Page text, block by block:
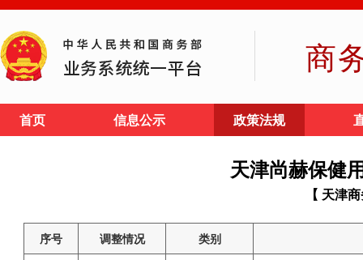
商
首页 信息公示 政策法规
天津尚赫保健
【 天津
序号 调整情况
类别